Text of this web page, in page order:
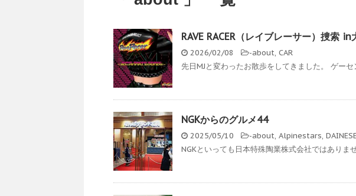
RAVE RACER（レイブレーサー）捜索
2026/02/08 -about, CAR
先日MJと変わったお散歩をしてきました。 ゲー
NGKからのグルメ44
2025/05/10 -about, Alpinestars,
NGKといっても日本特殊陶業株式会社ではありま